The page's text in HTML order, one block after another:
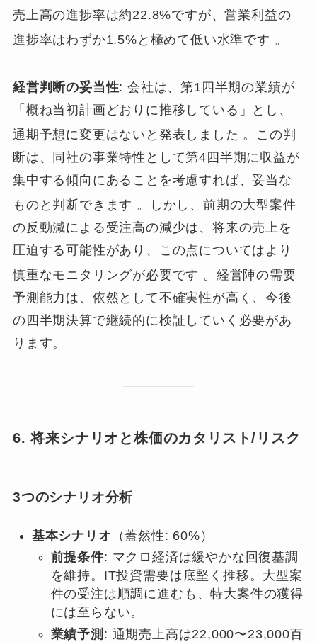
売上高の進捗率は約22.8%ですが、営業利益の
進捗率はわずか1.5%と極めて低い水準です 。
経営判断の妥当性: 会社は、第1四半期の業績が
「概ね当初計画どおりに推移している」とし、
通期予想に変更はないと発表しました 。この判
断は、同社の事業特性として第4四半期に収益が
集中する傾向にあることを考慮すれば、妥当な
ものと判断できます 。しかし、前期の大型案件
の反動減による受注高の減少は、将来の売上を
圧迫する可能性があり、この点についてはより
慎重なモニタリングが必要です 。経営陣の需要
予測能力は、依然として不確実性が高く、今後
の四半期決算で継続的に検証していく必要があ
ります。
6. 将来シナリオと株価のカタリスト/リスク
3つのシナリオ分析
基本シナリオ （蓋然性: 60%）
前提条件: マクロ経済は緩やかな回復基調
を維持。IT投資需要は底堅く推移。大型案
件の受注は順調に進むも、特大案件の獲得
には至らない。
業績予測 : 通期売上高は22,000〜23,000百